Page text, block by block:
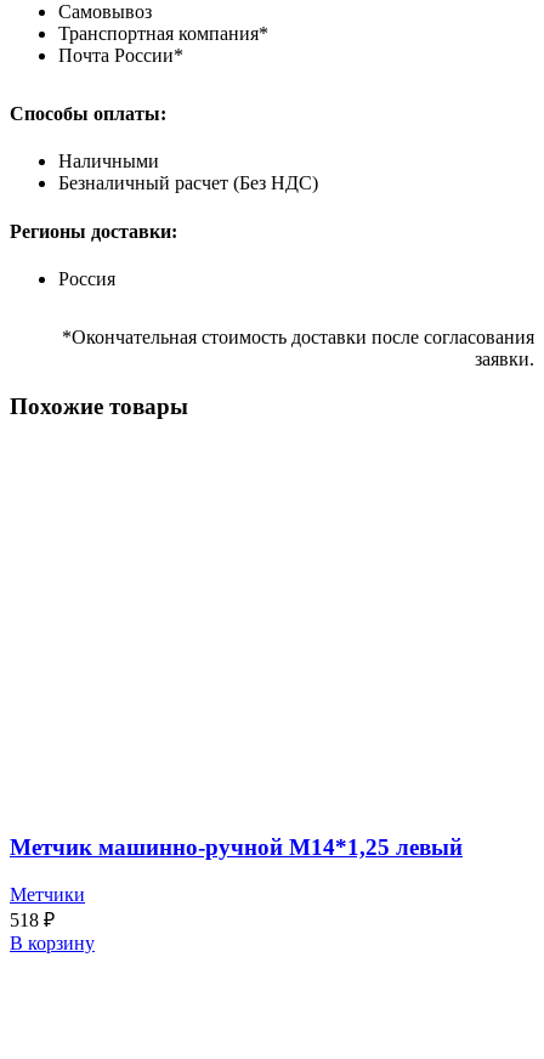
Самовывоз
Транспортная компания*
Почта России*
Способы оплаты:
Наличными
Безналичный расчет (Без НДС)
Регионы доставки:
Россия
*Окончательная стоимость доставки после согласования
заявки.
Похожие товары
Метчик машинно-ручной М14*1,25 левый
Метчики
518 ₽
В корзину